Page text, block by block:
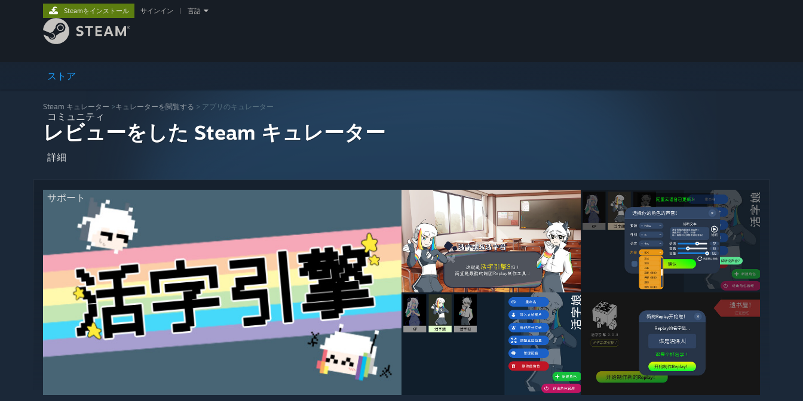
ストア
コミュニティ
詳細
サポート
Steamをインストール サインイン 言語
Steam キュレーター >キュレーターを閲覧する > アプリのキュレーター
レビューをした Steam キュレーター